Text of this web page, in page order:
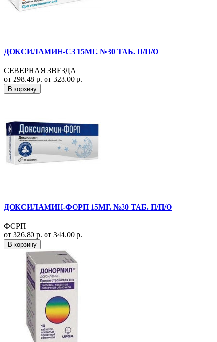
ДОКСИЛАМИН-СЗ 15МГ. №30 ТАБ. П/П/О
СЕВЕРНАЯ ЗВЕЗДА
от 298.48 р. от 328.00 р.
В корзину
ДОКСИЛАМИН-ФОРП 15МГ. №30 ТАБ. П/П/О
ФОРП
от 326.80 р. от 344.00 р.
В корзину